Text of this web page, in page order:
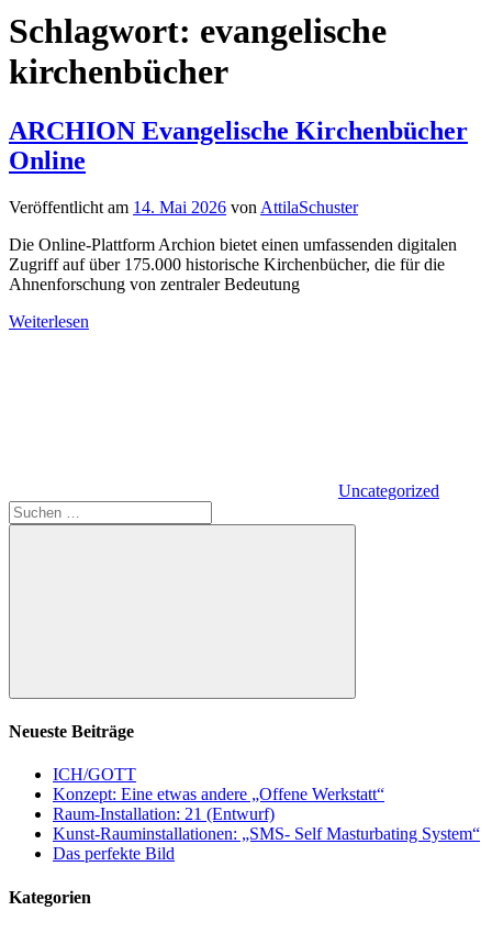
Schlagwort: evangelische
kirchenbücher
ARCHION Evangelische Kirchenbücher
Online
Veröffentlicht am 14. Mai 2026 von AttilaSchuster
Die Online-Plattform Archion bietet einen umfassenden digitalen
Zugriff auf über 175.000 historische Kirchenbücher, die für die
Ahnenforschung von zentraler Bedeutung
Weiterlesen
Uncategorized
Suchen
nach:
Suchen
Neueste Beiträge
ICH/GOTT
Konzept: Eine etwas andere „Offene Werkstatt“
Raum-Installation: 21 (Entwurf)
Kunst-Rauminstallationen: „SMS- Self Masturbating System“
Das perfekte Bild
Kategorien